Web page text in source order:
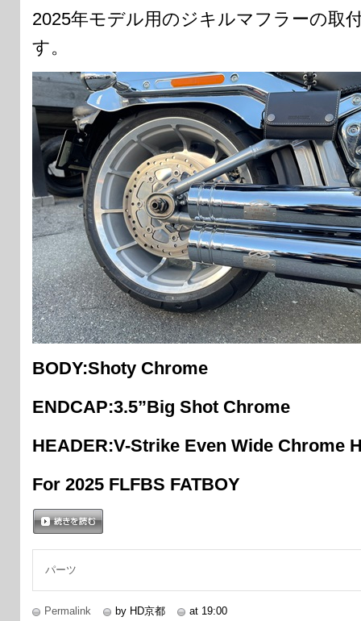
2025年モデル用のジキルマフラーの取
す。
BODY:Shoty Chrome
ENDCAP:3.5”Big Shot Chrome
HEADER:V-Strike Even Wide Chrome
For 2025 FLFBS FATBOY
パーツ
Permalink by HD京都 at 19:00